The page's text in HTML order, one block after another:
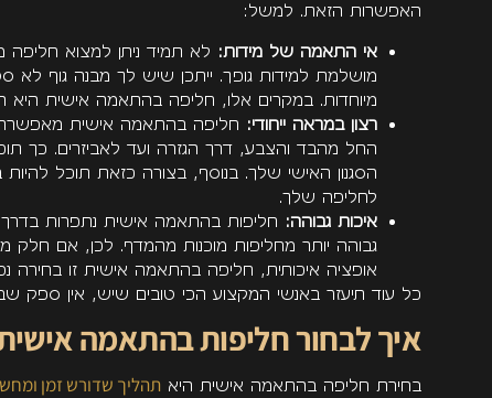
האפשרות הזאת. למשל:
אי התאמה של מידות: לא תמיד ניתן למצוא
מושלמת למידות גופך. ייתכן שיש לך מבנה גוף
מיוחדות. במקרים אלו, חליפה בהתאמה אישית היא
רצון במראה ייחודי: חליפה בהתאמה אישית
החל מהבד והצבע, דרך הגזרה ועד לאביזרים. כך
הסגנון האישי שלך. בנוסף, בצורה כזאת תוכל
לחליפה שלך.
איכות גבוהה: חליפות בהתאמה אישית נתפרות בדרך
גבוהה יותר מחליפות מוכנות מהמדף. לכן, אם
אופציה איכותית, חליפה בהתאמה אישית זו בחירה
כל עוד תיעזר באנשי המקצוע הכי טובים שיש, אין ספק
איך לבחור חליפות בהתאמה
בחירת חליפה בהתאמה אישית היא תהליך שדורש זמן